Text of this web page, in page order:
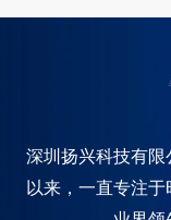
深圳扬兴科技有
以来，一直专注